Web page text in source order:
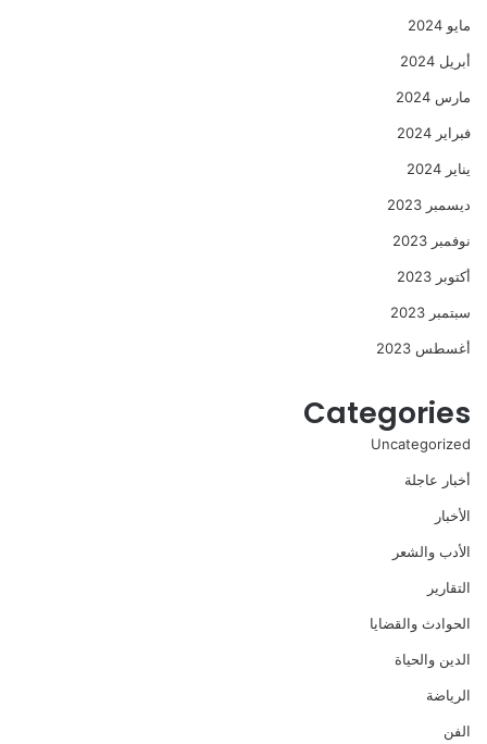
مايو 2024
أبريل 2024
مارس 2024
فبراير 2024
يناير 2024
ديسمبر 2023
نوفمبر 2023
أكتوبر 2023
سبتمبر 2023
أغسطس 2023
Categories
Uncategorized
أخبار عاجلة
الأخبار
الأدب والشعر
التقارير
الحوادث والقضايا
الدين والحياة
الرياضة
الفن